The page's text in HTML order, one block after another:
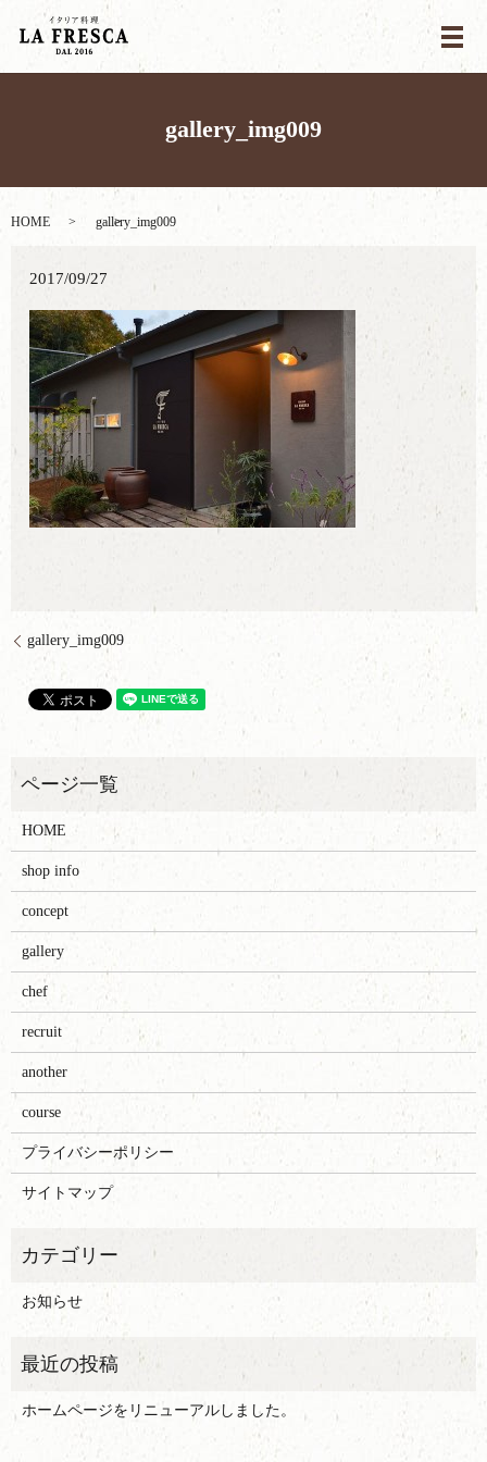
メ
gallery_img009
HOME gallery_img009
2017/09/27
gallery_img009
HOME
shop info
concept
gallery
chef
recruit
another
course
プライバシーポリシー
サイトマップ
お知らせ
ホームページをリニューアルしました。